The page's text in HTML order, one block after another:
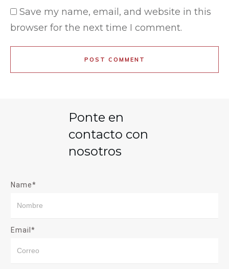
Save my name, email, and website in this
browser for the next time I comment.
POST COMMENT
Ponte en
contacto con
nosotros
Name*
Email*